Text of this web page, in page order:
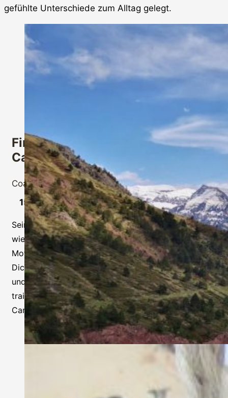
gefühlte Unterschiede zum Alltag gelegt.
Finde Deinen inneren Frieden –
Camino Aragonés
Coaching Reisen,Pilgertouren
15.-23.09.2026
Seinen inneren Frieden auf den alten Jakobswegen
wiederzuentdecken, ist eine der tiefsten
Motivationen, um diese Coaching-Reise zu beginnen.
Dich selbst zu spüren, deine Gedanken zu sortieren
und neue, lebensbejahende Gewohnheiten zu
trainieren und zu integrieren, ist das Ziel auf dem
Camino Aragonés.